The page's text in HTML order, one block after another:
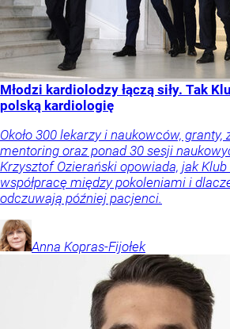
Młodzi kardiolodzy łączą siły. Tak
polską kardiologię
Około 300 lekarzy i naukowców, granty,
mentoring oraz ponad 30 sesji
Krzysztof Ozierański opowiada, jak Klub
współpracę między pokoleniami i
odczuwają później pacjenci.
Anna Kopras-Fijołek